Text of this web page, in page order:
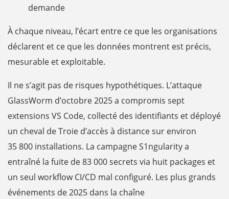
demande
À chaque niveau, l’écart entre ce que les organisations
déclarent et ce que les données montrent est précis,
mesurable et exploitable.
Il ne s’agit pas de risques hypothétiques. L’attaque
GlassWorm d’octobre 2025 a compromis sept
extensions VS Code, collecté des identifiants et déployé
un cheval de Troie d’accès à distance sur environ
35 800 installations. La campagne S1ngularity a
entraîné la fuite de 83 000 secrets via huit packages et
un seul workflow CI/CD mal configuré. Les plus grands
événements de 2025 dans la chaîne